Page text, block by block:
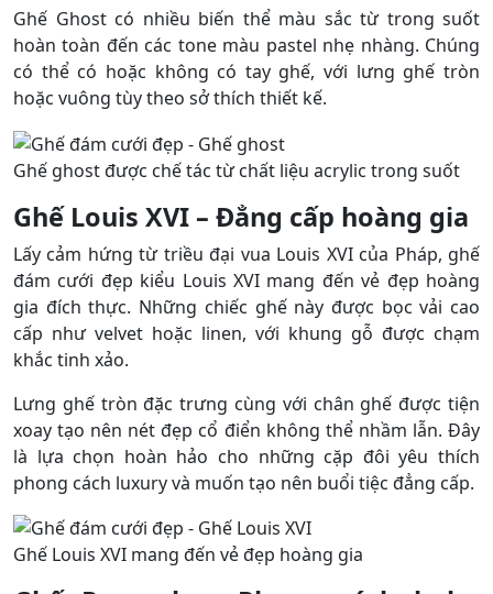
Ghế Ghost có nhiều biến thể màu sắc từ trong suốt
hoàn toàn đến các tone màu pastel nhẹ nhàng. Chúng
có thể có hoặc không có tay ghế, với lưng ghế tròn
hoặc vuông tùy theo sở thích thiết kế.
Ghế ghost được chế tác từ chất liệu acrylic trong suốt
Ghế Louis XVI – Đẳng cấp hoàng gia
Lấy cảm hứng từ triều đại vua Louis XVI của Pháp, ghế
đám cưới đẹp kiểu Louis XVI mang đến vẻ đẹp hoàng
gia đích thực. Những chiếc ghế này được bọc vải cao
cấp như velvet hoặc linen, với khung gỗ được chạm
khắc tinh xảo.
Lưng ghế tròn đặc trưng cùng với chân ghế được tiện
xoay tạo nên nét đẹp cổ điển không thể nhầm lẫn. Đây
là lựa chọn hoàn hảo cho những cặp đôi yêu thích
phong cách luxury và muốn tạo nên buổi tiệc đẳng cấp.
Ghế Louis XVI mang đến vẻ đẹp hoàng gia